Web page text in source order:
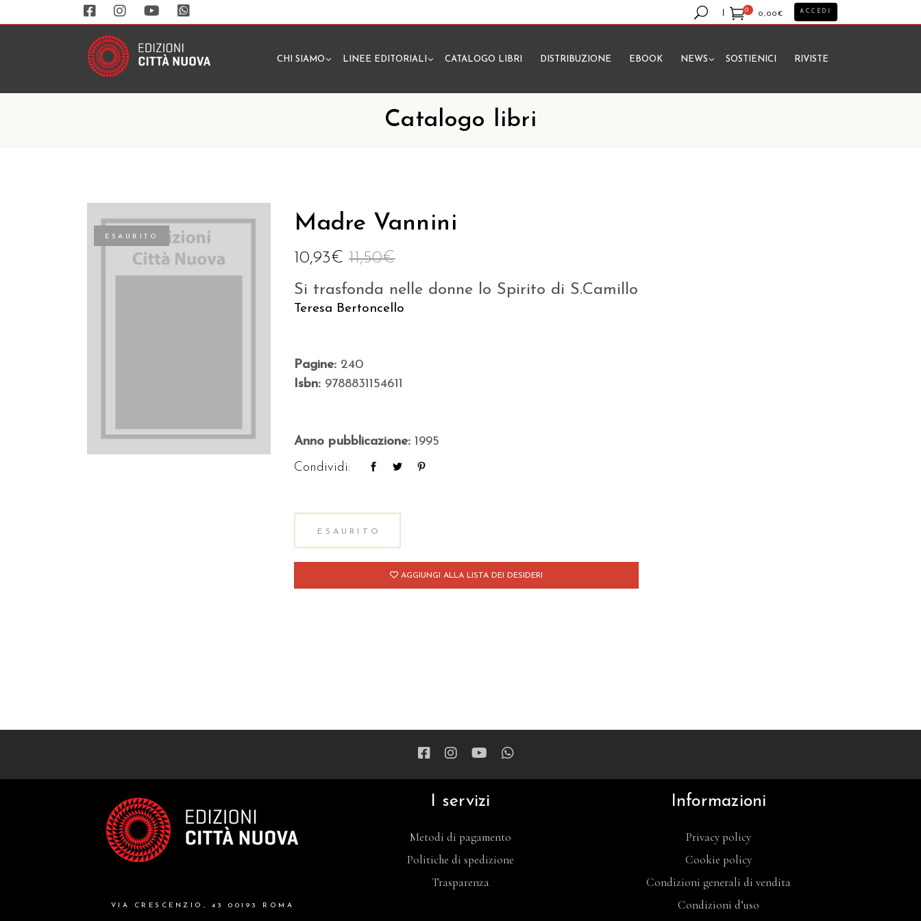
0
0,00€
Nessun prodotto nel carrello.
ACCEDI
CHI SIAMO LINEE EDITORIALI CATALOGO LIBRI DISTRIBUZIONE EBOOK NEWS SOSTIENICI RIVISTE
Catalogo libri
ESAURITO
Madre Vannini
11,50€
10,93€
Si trasfonda nelle donne lo Spirito di S.Camillo
Teresa Bertoncello
Pagine: 240
Isbn: 9788831154611
Anno pubblicazione:1995
Condividi:
ESAURITO
AGGIUNGI ALLA LISTA DEI DESIDERI
VIA CRESCENZIO, 43 00193 ROMA
I servizi
Metodi di pagamento
Politiche di spedizione
Trasparenza
Informazioni
Privacy policy
Cookie policy
Condizioni generali di vendita
Condizioni d’uso